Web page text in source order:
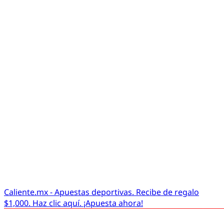
Caliente.mx - Apuestas deportivas. Recibe de regalo
$1,000. Haz clic aquí. ¡Apuesta ahora!